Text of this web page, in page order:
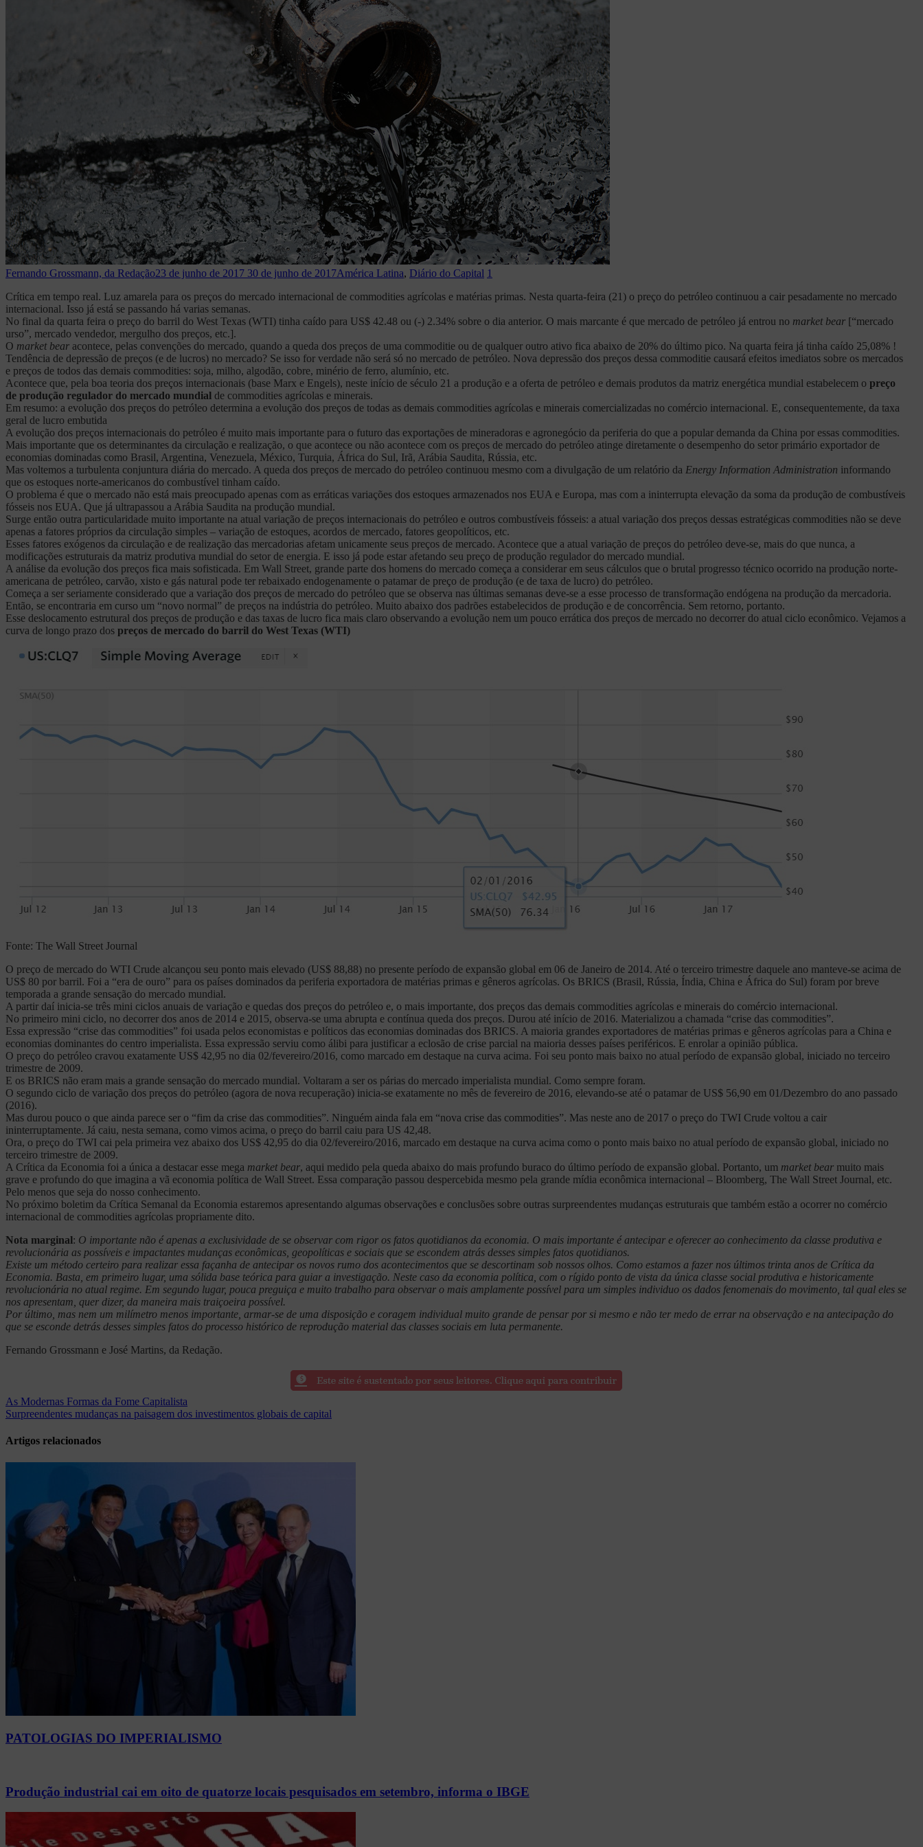
Fernando Grossmann, da Redação23 de junho de 2017 30 de junho de 2017América Latina, Diário do Capital 1
Crítica em tempo real. Luz amarela para os preços do mercado internacional de commodities agrícolas e matérias primas. Nesta quarta-feira (21) o preço do petróleo continuou a cair pesadamente no mercado
internacional. Isso já está se passando há varias semanas.
No final da quarta feira o preço do barril do West Texas (WTI) tinha caído para US$ 42.48 ou (-) 2.34% sobre o dia anterior. O mais marcante é que mercado de petróleo já entrou no market bear [“mercado
urso”, mercado vendedor, mergulho dos preços, etc.].
O market bear acontece, pelas convenções do mercado, quando a queda dos preços de uma commoditie ou de qualquer outro ativo fica abaixo de 20% do último pico. Na quarta feira já tinha caído 25,08% !
Tendência de depressão de preços (e de lucros) no mercado? Se isso for verdade não será só no mercado de petróleo. Nova depressão dos preços dessa commoditie causará efeitos imediatos sobre os mercados
e preços de todos das demais commodities: soja, milho, algodão, cobre, minério de ferro, alumínio, etc.
Acontece que, pela boa teoria dos preços internacionais (base Marx e Engels), neste início de século 21 a produção e a oferta de petróleo e demais produtos da matriz energética mundial estabelecem o preço
de produção regulador do mercado mundial de commodities agrícolas e minerais.
Em resumo: a evolução dos preços do petróleo determina a evolução dos preços de todas as demais commodities agrícolas e minerais comercializadas no comércio internacional. E, consequentemente, da taxa
geral de lucro embutida
A evolução dos preços internacionais do petróleo é muito mais importante para o futuro das exportações de mineradoras e agronegócio da periferia do que a popular demanda da China por essas commodities.
Mais importante que os determinantes da circulação e realização, o que acontece ou não acontece com os preços de mercado do petróleo atinge diretamente o desempenho do setor primário exportador de
economias dominadas como Brasil, Argentina, Venezuela, México, Turquia, África do Sul, Irã, Arábia Saudita, Rússia, etc.
Mas voltemos a turbulenta conjuntura diária do mercado. A queda dos preços de mercado do petróleo continuou mesmo com a divulgação de um relatório da Energy Information Administration informando
que os estoques norte-americanos do combustível tinham caído.
O problema é que o mercado não está mais preocupado apenas com as erráticas variações dos estoques armazenados nos EUA e Europa, mas com a ininterrupta elevação da soma da produção de combustíveis
fósseis nos EUA. Que já ultrapassou a Arábia Saudita na produção mundial.
Surge então outra particularidade muito importante na atual variação de preços internacionais do petróleo e outros combustíveis fósseis: a atual variação dos preços dessas estratégicas commodities não se deve
apenas a fatores próprios da circulação simples – variação de estoques, acordos de mercado, fatores geopolíticos, etc.
Esses fatores exógenos da circulação e de realização das mercadorias afetam unicamente seus preços de mercado. Acontece que a atual variação de preços do petróleo deve-se, mais do que nunca, a
modificações estruturais da matriz produtiva mundial do setor de energia. E isso já pode estar afetando seu preço de produção regulador do mercado mundial.
A análise da evolução dos preços fica mais sofisticada. Em Wall Street, grande parte dos homens do mercado começa a considerar em seus cálculos que o brutal progresso técnico ocorrido na produção norte-
americana de petróleo, carvão, xisto e gás natural pode ter rebaixado endogenamente o patamar de preço de produção (e de taxa de lucro) do petróleo.
Começa a ser seriamente considerado que a variação dos preços de mercado do petróleo que se observa nas últimas semanas deve-se a esse processo de transformação endógena na produção da mercadoria.
Então, se encontraria em curso um “novo normal” de preços na indústria do petróleo. Muito abaixo dos padrões estabelecidos de produção e de concorrência. Sem retorno, portanto.
Esse deslocamento estrutural dos preços de produção e das taxas de lucro fica mais claro observando a evolução nem um pouco errática dos preços de mercado no decorrer do atual ciclo econômico. Vejamos a
curva de longo prazo dos preços de mercado do barril do West Texas (WTI)
Fonte: The Wall Street Journal
O preço de mercado do WTI Crude alcançou seu ponto mais elevado (US$ 88,88) no presente período de expansão global em 06 de Janeiro de 2014. Até o terceiro trimestre daquele ano manteve-se acima de
US$ 80 por barril. Foi a “era de ouro” para os países dominados da periferia exportadora de matérias primas e gêneros agrícolas. Os BRICS (Brasil, Rússia, Índia, China e África do Sul) foram por breve
temporada a grande sensação do mercado mundial.
A partir daí inicia-se três mini ciclos anuais de variação e quedas dos preços do petróleo e, o mais importante, dos preços das demais commodities agrícolas e minerais do comércio internacional.
No primeiro mini ciclo, no decorrer dos anos de 2014 e 2015, observa-se uma abrupta e contínua queda dos preços. Durou até início de 2016. Materializou a chamada “crise das commodities”.
Essa expressão “crise das commodities” foi usada pelos economistas e políticos das economias dominadas dos BRICS. A maioria grandes exportadores de matérias primas e gêneros agrícolas para a China e
economias dominantes do centro imperialista. Essa expressão serviu como álibi para justificar a eclosão de crise parcial na maioria desses países periféricos. E enrolar a opinião pública.
O preço do petróleo cravou exatamente US$ 42,95 no dia 02/fevereiro/2016, como marcado em destaque na curva acima. Foi seu ponto mais baixo no atual período de expansão global, iniciado no terceiro
trimestre de 2009.
E os BRICS não eram mais a grande sensação do mercado mundial. Voltaram a ser os párias do mercado imperialista mundial. Como sempre foram.
O segundo ciclo de variação dos preços do petróleo (agora de nova recuperação) inicia-se exatamente no mês de fevereiro de 2016, elevando-se até o patamar de US$ 56,90 em 01/Dezembro do ano passado
(2016).
Mas durou pouco o que ainda parece ser o “fim da crise das commodities”. Ninguém ainda fala em “nova crise das commodities”. Mas neste ano de 2017 o preço do TWI Crude voltou a cair
ininterruptamente. Já caiu, nesta semana, como vimos acima, o preço do barril caiu para US 42,48.
Ora, o preço do TWI cai pela primeira vez abaixo dos US$ 42,95 do dia 02/fevereiro/2016, marcado em destaque na curva acima como o ponto mais baixo no atual período de expansão global, iniciado no
terceiro trimestre de 2009.
A Crítica da Economia foi a única a destacar esse mega market bear, aqui medido pela queda abaixo do mais profundo buraco do último período de expansão global. Portanto, um market bear muito mais
grave e profundo do que imagina a vã economia política de Wall Street. Essa comparação passou despercebida mesmo pela grande mídia econômica internacional – Bloomberg, The Wall Street Journal, etc.
Pelo menos que seja do nosso conhecimento.
No próximo boletim da Crítica Semanal da Economia estaremos apresentando algumas observações e conclusões sobre outras surpreendentes mudanças estruturais que também estão a ocorrer no comércio
internacional de commodities agrícolas propriamente dito.
Nota marginal: O importante não é apenas a exclusividade de se observar com rigor os fatos quotidianos da economia. O mais importante é antecipar e oferecer ao conhecimento da classe produtiva e
revolucionária as possíveis e impactantes mudanças econômicas, geopolíticas e sociais que se escondem atrás desses simples fatos quotidianos.
Existe um método certeiro para realizar essa façanha de antecipar os novos rumo dos acontecimentos que se descortinam sob nossos olhos. Como estamos a fazer nos últimos trinta anos de Crítica da
Economia. Basta, em primeiro lugar, uma sólida base teórica para guiar a investigação. Neste caso da economia política, com o rígido ponto de vista da única classe social produtiva e historicamente
revolucionária no atual regime. Em segundo lugar, pouca preguiça e muito trabalho para observar o mais amplamente possível para um simples individuo os dados fenomenais do movimento, tal qual eles se
nos apresentam, quer dizer, da maneira mais traiçoeira possível.
Por último, mas nem um milímetro menos importante, armar-se de uma disposição e coragem individual muito grande de pensar por si mesmo e não ter medo de errar na observação e na antecipação do
que se esconde detrás desses simples fatos do processo histórico de reprodução material das classes sociais em luta permanente.
Fernando Grossmann e José Martins, da Redação.
Navegação
de
Post
As Modernas Formas da Fome Capitalista
Surpreendentes mudanças na paisagem dos investimentos globais de capital
Artigos relacionados
PATOLOGIAS DO IMPERIALISMO
Produção industrial cai em oito de quatorze locais pesquisados em setembro, informa o IBGE